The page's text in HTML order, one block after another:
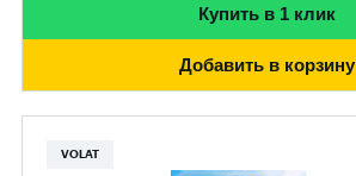
Купить в 1 клик
Добавить в корзину
VOLAT